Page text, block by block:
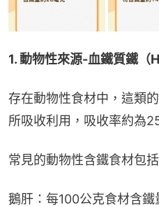
1. 動物性來源-血鐵質鐵（
存在動物性食材中，這類
所吸收利用，吸收率約為
常見的動物性含鐵食材包括
鵝肝：每100公克食材含